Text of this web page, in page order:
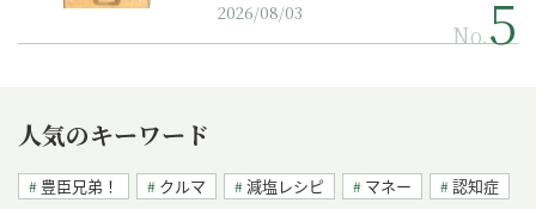
2026/08/03
No.
人気のキーワード
豊臣兄弟！ クルマ 減塩レシピ マネー
認知症